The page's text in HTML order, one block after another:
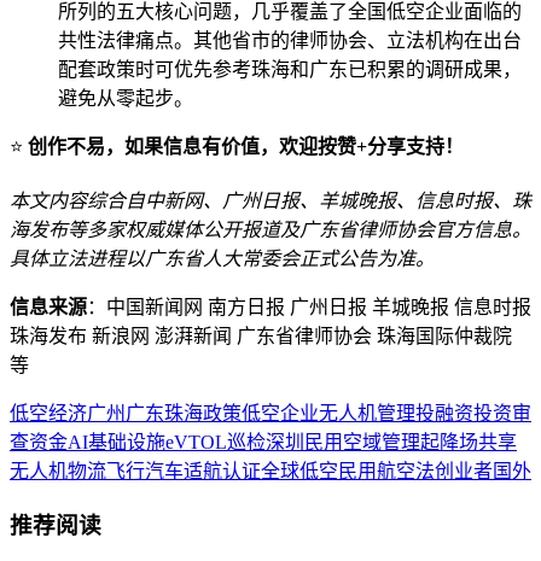
所列的五大核心问题，几乎覆盖了全国低空企业面临的
共性法律痛点。其他省市的律师协会、立法机构在出台
配套政策时可优先参考珠海和广东已积累的调研成果，
避免从零起步。
⭐ 创作不易，如果信息有价值，欢迎按赞+分享支持！
本文内容综合自中新网、广州日报、羊城晚报、信息时报、珠
海发布等多家权威媒体公开报道及广东省律师协会官方信息。
具体立法进程以广东省人大常委会正式公告为准。
信息来源：中国新闻网 南方日报 广州日报 羊城晚报 信息时报
珠海发布 新浪网 澎湃新闻 广东省律师协会 珠海国际仲裁院
等
低空经济广州 广东珠海政策低空企业无人机管理投融资投资审
查资金AI基础设施eVTOL巡检深圳 民用 空域管理起降场共享
无人机物流飞行汽车适航认证全球低空 民用航空法创业者国外
推荐阅读